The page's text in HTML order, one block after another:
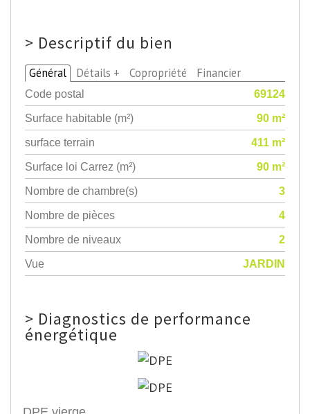
> Descriptif du bien
Général Détails + Copropriété Financier
Code postal
69124
Surface habitable (m²)
90 m²
surface terrain
411 m²
Surface loi Carrez (m²)
90 m²
Nombre de chambre(s)
3
Nombre de pièces
4
Nombre de niveaux
2
Vue
JARDIN
> Diagnostics de performance
énergétique